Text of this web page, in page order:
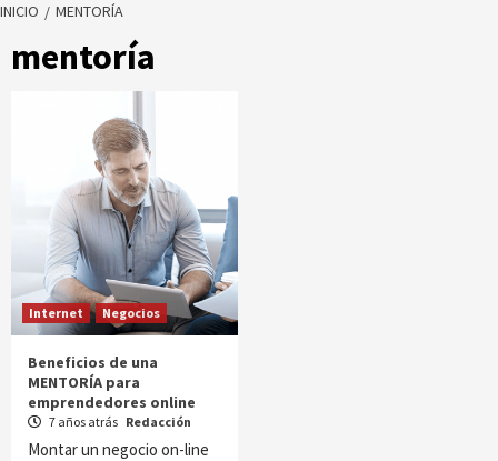
INICIO MENTORÍA
mentoría
Internet Negocios
Beneficios de una
MENTORÍA para
emprendedores online
7 años atrás Redacción
Montar un negocio on-line